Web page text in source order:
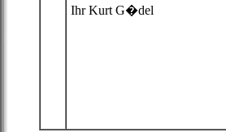
Ihr Kurt G�del